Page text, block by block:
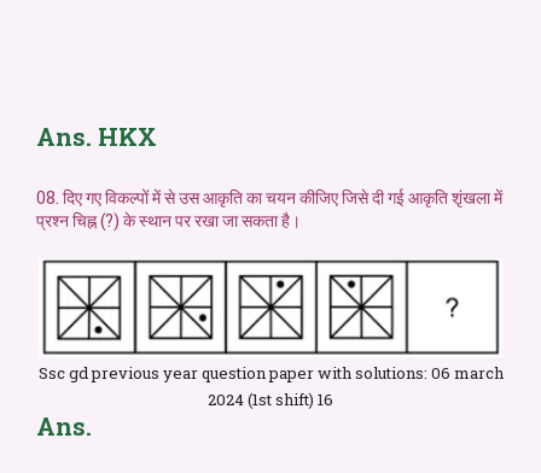
Ans. HKX
08. दिए गए विकल्पों में से उस आकृति का चयन कीजिए जिसे दी गई आकृति शृंखला में
प्रश्न चिह्न (?) के स्थान पर रखा जा सकता है।
Ssc gd previous year question paper with solutions: 06 march
2024 (1st shift) 16
Ans.